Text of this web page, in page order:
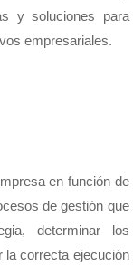
y soluciones para
empresariales.
en función de
de gestión que
determinar los
la correcta ejecución